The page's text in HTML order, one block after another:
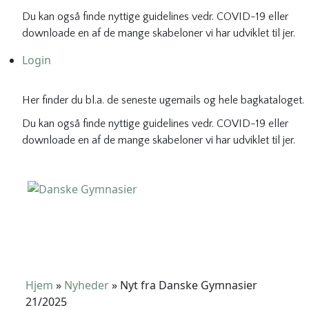
Du kan også finde nyttige guidelines vedr. COVID-19 eller
downloade en af de mange skabeloner vi har udviklet til jer.
Login
Her finder du bl.a. de seneste ugemails og hele bagkataloget.
Du kan også finde nyttige guidelines vedr. COVID-19 eller
downloade en af de mange skabeloner vi har udviklet til jer.
Hjem » Nyheder» Nyt fra Danske Gymnasier
21/2025